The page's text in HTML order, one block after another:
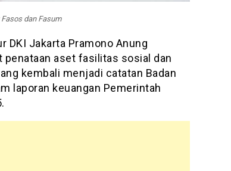
dan Fasum
DKI Jakarta Pramono Anung
aset fasilitas sosial dan
kembali menjadi catatan Badan
laporan keuangan Pemerintah